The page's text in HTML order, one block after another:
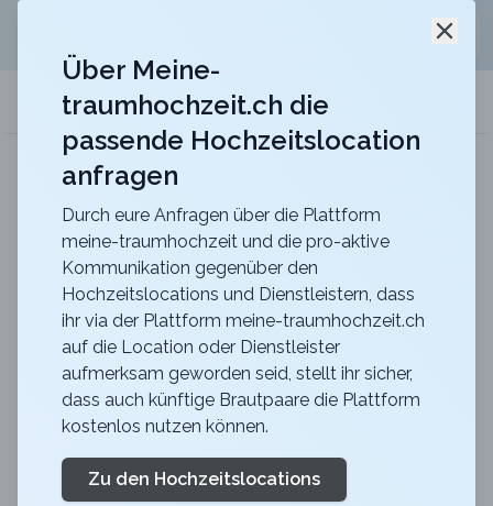
meine-traumhochzeit.ch
Berghotel Hahnenmoos
Heiraten mit unvergesslicher Aussicht mitten in
Zurück zur Suche
Smartphone Schnitzeljagd
Hangover Bern
5
Schnitzeljagd
Unterhaltung
BE
Über Meine-
traumhochzeit.ch die
passende Hochzeitslocation
anfragen
Durch eure Anfragen über die Plattform
meine-traumhochzeit und die pro-aktive
Kommunikation gegenüber den
Hochzeitslocations und Dienstleistern, dass
ihr via der Plattform meine-traumhochzeit.ch
auf die Location oder Dienstleister
aufmerksam geworden seid, stellt ihr sicher,
dass auch künftige Brautpaare die Plattform
kostenlos nutzen können.
Zu den Hochzeitslocations